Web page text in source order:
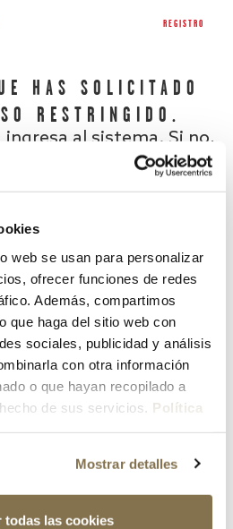
web se usan para personalizar
ofrecer funciones de redes
Además, compartimos
que haga del sitio web con
sociales, publicidad y análisis
con otra información
o que hayan recopilado a
de sus servicios. Política
Mostrar detalles
todas las cookies
REGISTRO
HAS SOLICITADO
RESTRINGIDO.
ingresa al sistema. Si no,